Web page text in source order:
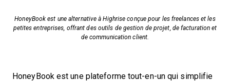
HoneyBook est une alternative à Highrise conçue pour les freelances et les
petites entreprises, offrant des outils de gestion de projet, de facturation et
de communication client.
HoneyBook est une plateforme tout-en-un qui simplifie